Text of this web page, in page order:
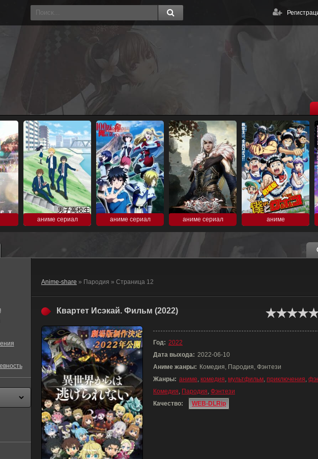
аниме сериал аниме сериал аниме сериал аниме
Anime-share » Пародия » Страница 12
Квартет Исэкай. Фильм (2022)
Год: 2022
Дата выхода: 2022-06-10
Аниме жанры: Комедия, Пародия, Фэнтези
Жанры: аниме, комедия, мультфильм, приключения,
Комедия, Пародия, Фэнтези
Качество:
WEB-DLRip